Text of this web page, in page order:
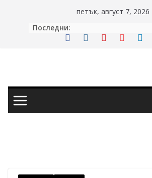
петък, август 7, 2026
Последни: